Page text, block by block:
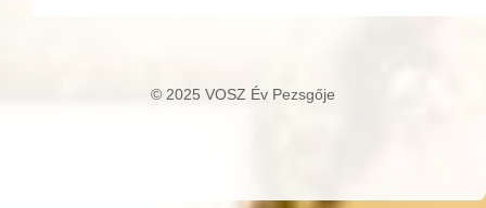
© 2025 VOSZ Év Pezsgője